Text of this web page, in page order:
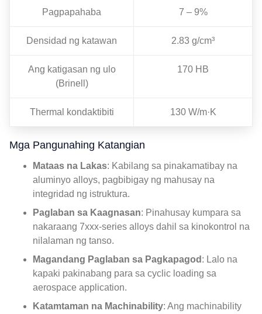
Pagpapahaba 7 – 9%
Densidad ng katawan 2.83 g/cm³
Ang katigasan ng ulo
(Brinell)
170 HB
Thermal kondaktibiti 130 W/m·K
Mga Pangunahing Katangian
Mataas na Lakas: Kabilang sa pinakamatibay na
aluminyo alloys, pagbibigay ng mahusay na
integridad ng istruktura.
Paglaban sa Kaagnasan: Pinahusay kumpara sa
nakaraang 7xxx-series alloys dahil sa kinokontrol na
nilalaman ng tanso.
Magandang Paglaban sa Pagkapagod : Lalo na
kapaki pakinabang para sa cyclic loading sa
aerospace application.
Katamtaman na Machinability: Ang machinability